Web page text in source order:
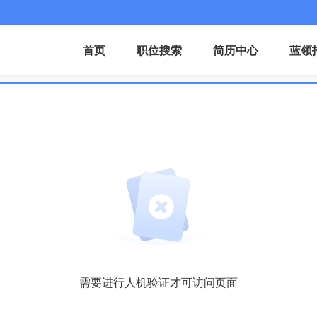
首页 职位搜索 简历中心 蓝领
需要进行人机验证才可访问页面